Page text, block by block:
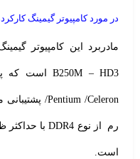
در مورد کامپیوتر گیمینگ کارکرده کد ۹۰۹۰ بیشتر
مادربرد این کامپیوتر
است.